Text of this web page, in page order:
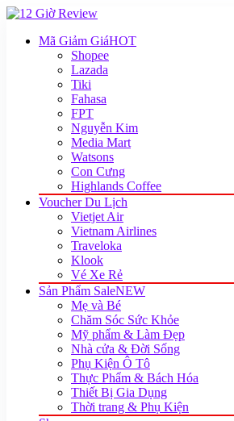
Mã Giảm GiáHOT
Shopee
Lazada
Tiki
Fahasa
FPT
Nguyễn Kim
Media Mart
Watsons
Con Cưng
Highlands Coffee
Voucher Du Lịch
Vietjet Air
Vietnam Airlines
Traveloka
Klook
Vé Xe Rẻ
Sản Phẩm SaleNEW
Mẹ và Bé
Chăm Sóc Sức Khỏe
Mỹ phẩm & Làm Đẹp
Nhà cửa & Đời Sống
Phụ Kiện Ô Tô
Thực Phẩm & Bách Hóa
Thiết Bị Gia Dụng
Thời trang & Phụ Kiện